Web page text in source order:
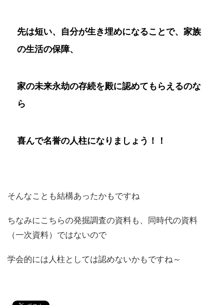
先は短い、自分が生き埋めになることで、家族
の生活の保障、
家の未来永劫の存続を殿に認めてもらえるのな
ら
喜んで名誉の人柱になりましょう！！
そんなことも結構あったかもですね
ちなみにこちらの発掘調査の資料も、同時代の資料
（一次資料）ではないので
学会的には人柱としては認めないかもですね～